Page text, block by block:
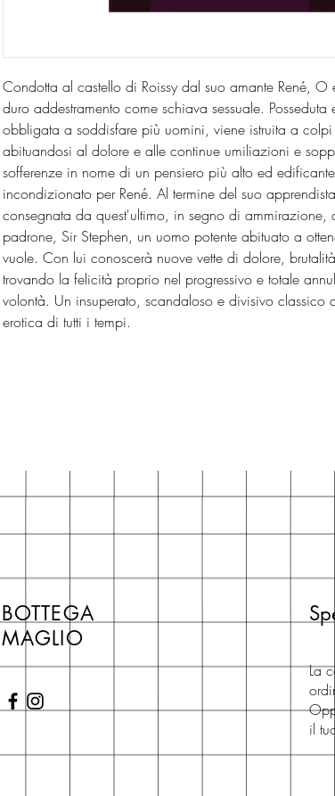
Condotta al castello di Roissy dal suo amante René, O
duro addestramento come schiava sessuale. Posseduta
obbligata a soddisfare più uomini, viene istruita a colpi
abituandosi al dolore e alle continue umiliazioni e
sofferenze in nome di un pensiero più alto ed
incondizionato per René. Al termine del suo
consegnata da quest'ultimo, in segno di ammirazione,
padrone, Sir Stephen, un uomo potente abituato a
vuole. Con lui conoscerà nuove vette di dolore,
trovando la felicità proprio nel progressivo e totale
volontà. Un insuperato, scandaloso e divisivo classico
erotica di tutti i tempi.
BOTTEGA
MAGLIO
La
il